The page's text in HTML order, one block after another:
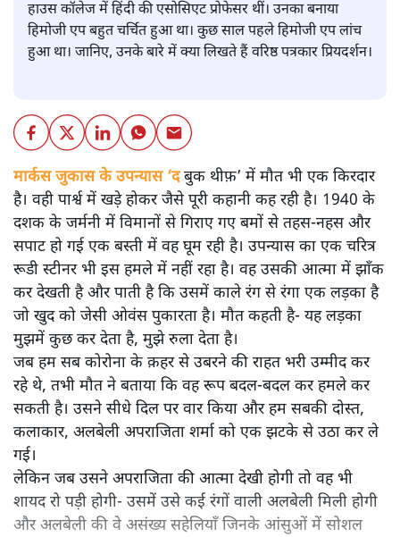
हाउस कॉलेज में हिंदी की एसोसिएट प्रोफेसर थीं। उनका बनाया
हिमोजी एप बहुत चर्चित हुआ था। कुछ साल पहले हिमोजी एप लांच
हुआ था। जानिए, उनके बारे में क्या लिखते हैं वरिष्ठ पत्रकार प्रियदर्शन।
मार्कस जुकास के उपन्यास ‘दबुक थीफ़’ में मौत भी एक किरदार
है। वही पार्श्व में खड़े होकर जैसे पूरी कहानी कह रही है। 1940 के
दशक के जर्मनी में विमानों से गिराए गए बमों से तहस-नहस और
सपाट हो गई एक बस्ती में वह घूम रही है। उपन्यास का एक चरित्र
रूडी स्टीनर भी इस हमले में नहीं रहा है। वह उसकी आत्मा में झाँक
कर देखती है और पाती है कि उसमें काले रंग से रंगा एक लड़का है
जो खुद को जेसी ओवंस पुकारता है। मौत कहती है- यह लड़का
मुझमें कुछ कर देता है, मुझे रुला देता है।
जब हम सब कोरोना के क़हर से उबरने की राहत भरी उम्मीद कर
रहे थे, तभी मौत ने बताया कि वह रूप बदल-बदल कर हमले कर
सकती है। उसने सीधे दिल पर वार किया और हम सबकी दोस्त,
कलाकार, अलबेली अपराजिता शर्मा को एक झटके से उठा कर ले
गई।
लेकिन जब उसने अपराजिता की आत्मा देखी होगी तो वह भी
शायद रो पड़ी होगी- उसमें उसे कई रंगों वाली अलबेली मिली होगी
और अलबेली की वे असंख्य सहेलियाँ जिनके आंसुओं में सोशल